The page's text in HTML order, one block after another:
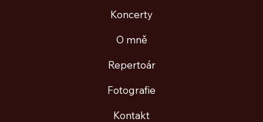
Koncerty
O mně
Repertoár
Fotografie
Kontakt